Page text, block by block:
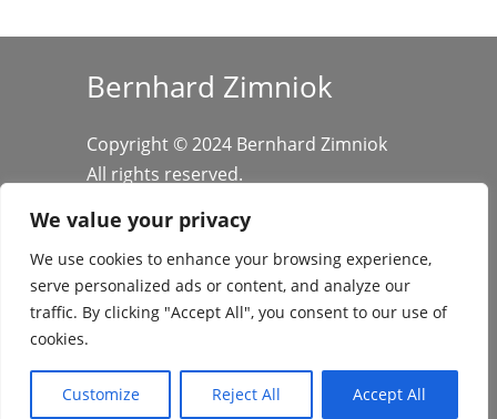
We value your privacy
We use cookies to enhance your browsing experience,
serve personalized ads or content, and analyze our
traffic. By clicking "Accept All", you consent to our use of
cookies.
Customize Reject All Accept All
Bernhard Zimniok
Copyright © 2024 Bernhard Zimniok
All rights reserved.
Datenschutz Impressum